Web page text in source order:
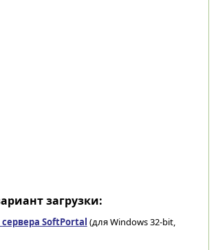
загрузки:
сервера SoftPortal (для Windows 32-bit,